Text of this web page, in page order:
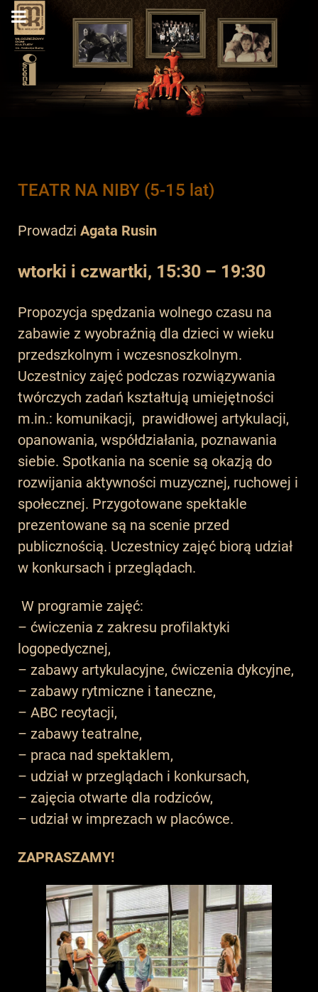
TEATR NA NIBY (5-15 lat)
Prowadzi Agata Rusin
wtorki i czwartki, 15:30 – 19:30
Propozycja spędzania wolnego czasu na
zabawie z wyobraźnią dla dzieci w wieku
przedszkolnym i wczesnoszkolnym.
Uczestnicy zajęć podczas rozwiązywania
twórczych zadań kształtują umiejętności
m.in.: komunikacji, prawidłowej artykulacji,
opanowania, współdziałania, poznawania
siebie. Spotkania na scenie są okazją do
rozwijania aktywności muzycznej, ruchowej i
społecznej. Przygotowane spektakle
prezentowane są na scenie przed
publicznością. Uczestnicy zajęć biorą udział
w konkursach i przeglądach.
W programie zajęć:
– ćwiczenia z zakresu profilaktyki
logopedycznej,
– zabawy artykulacyjne, ćwiczenia dykcyjne,
– zabawy rytmiczne i taneczne,
– ABC recytacji,
– zabawy teatralne,
– praca nad spektaklem,
– udział w przeglądach i konkursach,
– zajęcia otwarte dla rodziców,
– udział w imprezach w placówce.
ZAPRASZAMY!